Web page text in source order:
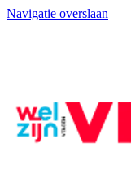
Navigatie overslaan